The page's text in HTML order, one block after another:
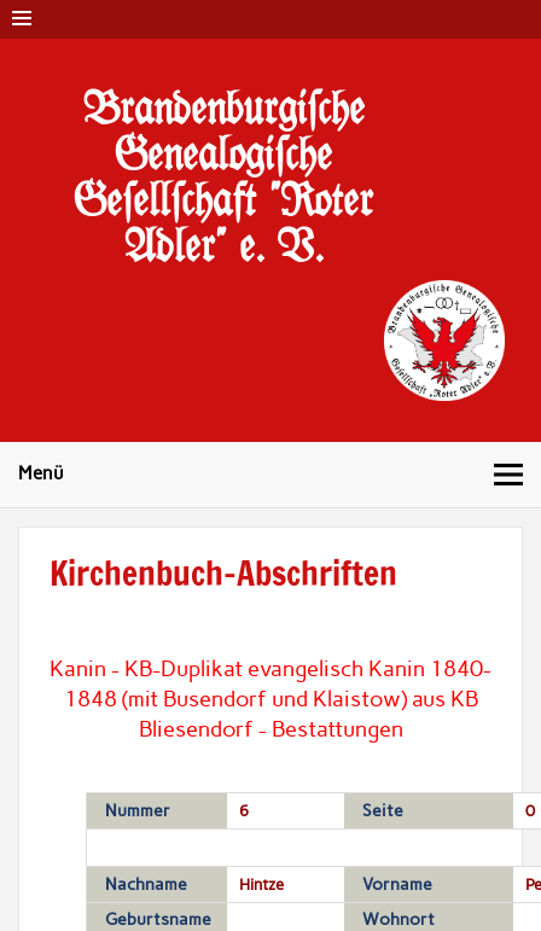
Brandenburgi#che
Genealogi#che
Ge#ell#chaft "Roter
Adler" e. V.
Menü
Kirchenbuch-Abschriften
Kanin - KB-Duplikat evangelisch Kanin 1840-
1848 (mit Busendorf und Klaistow) aus KB
Bliesendorf - Bestattungen
Nummer 6 Seite 0
Nachname Hintze Vorname
Geburtsname
Wohnort